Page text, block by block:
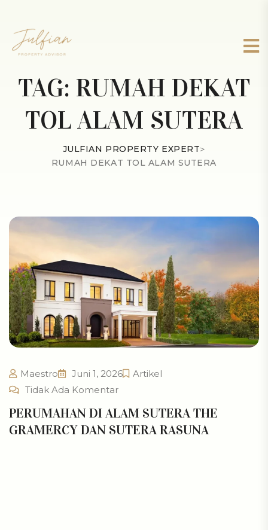
TAG: RUMAH DEKAT
TOL ALAM SUTERA
JULFIAN PROPERTY EXPERT>
RUMAH DEKAT TOL ALAM SUTERA
Maestro Juni 1, 2026
Artikel
Tidak Ada Komentar
PERUMAHAN DI ALAM SUTERA THE
GRAMERCY DAN SUTERA RASUNA